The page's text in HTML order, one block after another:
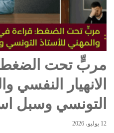
مربٍّ تحت
الانهيار النفسي
التونسي وسبل
12 يوليو، 2026